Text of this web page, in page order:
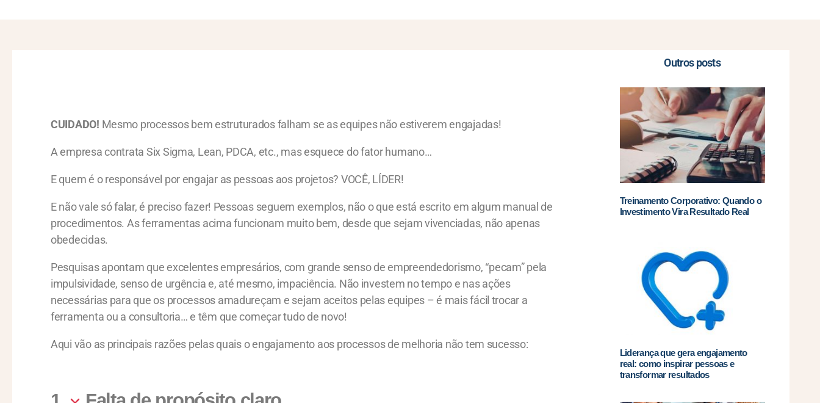
CUIDADO! Mesmo processos bem estruturados falham se as equipes não estiverem engajadas!
A empresa contrata Six Sigma, Lean, PDCA, etc., mas esquece do fator humano…
E quem é o responsável por engajar as pessoas aos projetos? VOCÊ, LÍDER!
E não vale só falar, é preciso fazer! Pessoas seguem exemplos, não o que está escrito em algum manual de
procedimentos. As ferramentas acima funcionam muito bem, desde que sejam vivenciadas, não apenas
obedecidas.
Pesquisas apontam que excelentes empresários, com grande senso de empreendedorismo, “pecam” pela
impulsividade, senso de urgência e, até mesmo, impaciência. Não investem no tempo e nas ações
necessárias para que os processos amadureçam e sejam aceitos pelas equipes – é mais fácil trocar a
ferramenta ou a consultoria… e têm que começar tudo de novo!
Aqui vão as principais razões pelas quais o engajamento aos processos de melhoria não tem sucesso:
Outros posts
Treinamento Corporativo: Quando o
Investimento Vira Resultado Real
Liderança que gera engajamento
real: como inspirar pessoas e
transformar resultados